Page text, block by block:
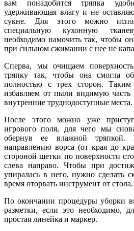
вам понадобится тряпка
удерживающая влагу и не
сукне. Для этого можно
специальную кухонную
необходимо намочить так, чтобы
при сильном сжимании с нее не
Сперва, мы очищаем поверхность
тряпку так, чтобы она смогла
полностью с трех сторон.
избавляем от пыли видимую часть
внутренние труднодоступные места.
После этого можно уже
игрового поля, для чего мы
обернув ее влажной
направлению ворса (от края до
стороной щетки по поверхности
слева направо. Чтобы при
упиралась в него, нужно сделать
время оторвать инструмент от стола.
По окончании процедуры уборки
разметки, если это необходимо,
простая линейка и маркер.